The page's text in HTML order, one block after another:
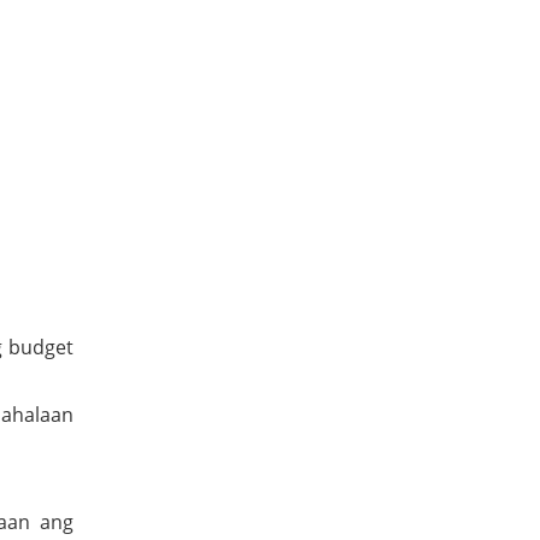
budget
ang